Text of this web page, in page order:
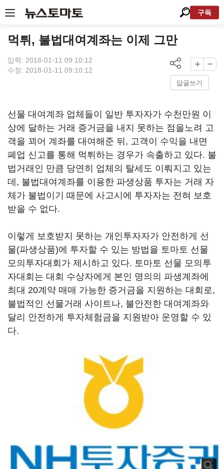
구독
먹튀, 불법대여계좌는 이제 그만
입력: 2018-01-11 09:10:12
수정: 2018-01-11 09:10:12
답글쓰기
선물 대여계좌 업체들이 일반 투자자가 수천만원 이
상에 달하는 거래 증거금을 내지 못하는 점을노려 고
객을 꾀어 계좌를 대여해준 뒤, 고객이 수익을 내면
폐업 신고를 통해 먹튀하는 경우가 속출하고 있다. 불
법거래인 만큼 당연히 업체의 탈세도 이뤄지고 있는
데, 불법대여계좌를 이용한 파생상품 투자는 거래 자
체가 불법이기 때문에 사고시에 투자자는 전혀 보호
받을 수 없다.
이렇게 보호받지 못하는 개인투자자가 안전하게 선
물(파생상품)에 투자할 수 있는 방법을 토마토 선물
모의투자대회가 제시하고 있다. 토마토 선물 모의투
자대회는 대회 수상자에게 본인 명의의 파생계좌에
최대 20계약 매매 가능한 증거금을 지원하는 대회로,
불법적인 선물거래 사이트나, 불안전한 대여계좌와
달리 안전하게 투자체험금을 지원받아 운영할 수 있
다.